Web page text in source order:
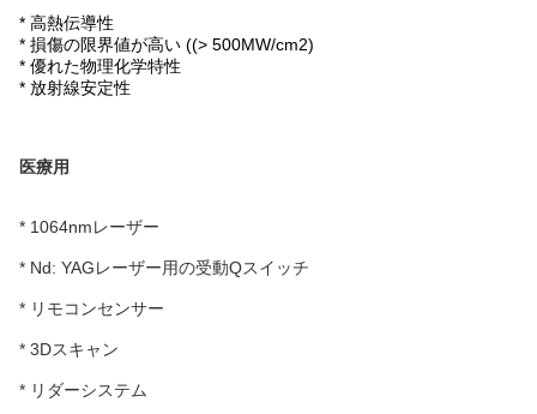
* 高熱伝導性
* 損傷の限界値が高い ((> 500MW/cm2)
* 優れた物理化学特性
* 放射線安定性
医療用
* 1064nmレーザー
* Nd: YAGレーザー用の受動Qスイッチ
* リモコンセンサー
* 3Dスキャン
* リダーシステム